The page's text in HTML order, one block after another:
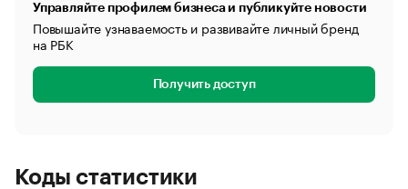
Управляйте профилем бизнеса и публикуйте новости
Повышайте узнаваемость и развивайте личный бренд
на РБК
Получить доступ
Коды статистики